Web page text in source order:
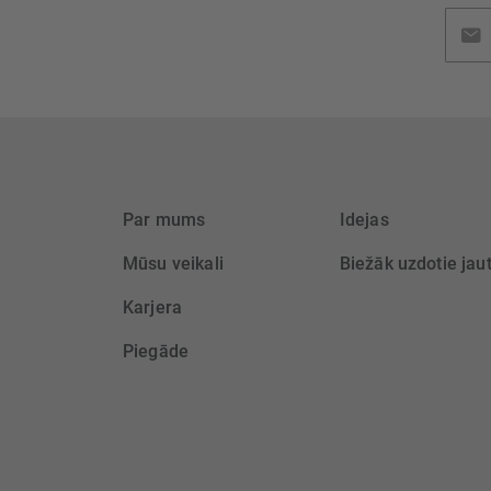
Par mums
Mūsu veikali
Karjera
Piegāde
Idejas
Biežāk uzdotie